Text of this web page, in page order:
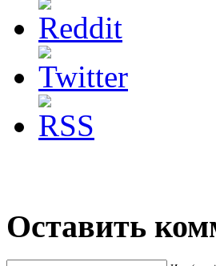
Оставить